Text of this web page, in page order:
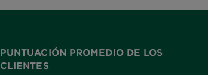
PUNTUACIÓN PROMEDIO DE LOS
CLIENTES